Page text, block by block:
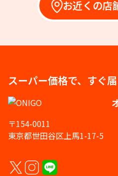
お近くの店
スーパー価格で、すぐ届
〒154-0011
東京都世田谷区上馬1-17-5